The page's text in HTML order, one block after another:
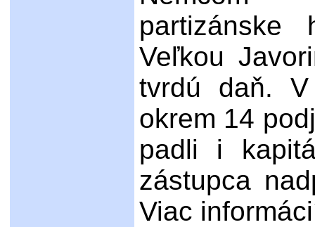
Veľkou
tvrdú daň.
okrem 14
padli i
zástupca
Viac